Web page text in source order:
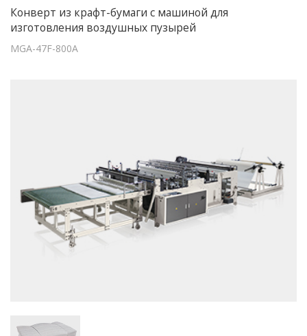
Конверт из крафт-бумаги с машиной для
изготовления воздушных пузырей
MGA-47F-800A